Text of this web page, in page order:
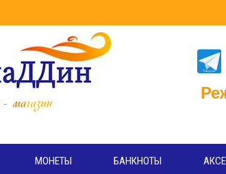
Режим
Вт-
МОНЕТЫ БАНКНОТЫ